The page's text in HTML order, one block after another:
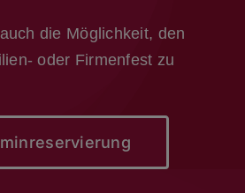
die Möglichkeit, den
oder Firmenfest zu